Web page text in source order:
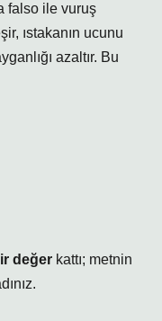
falso ile vuruş
ıstakanın ucunu
azaltır. Bu
değer kattı; metnin